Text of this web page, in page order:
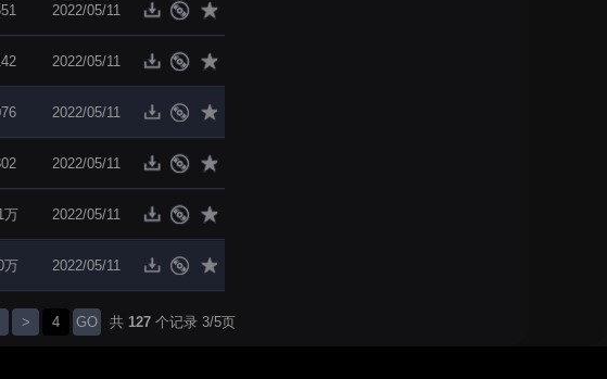
2022/05/11
2022/05/11
2022/05/11
2022/05/11
万 2022/05/11
万 2022/05/11
> GO 共 127 个记录 3/5页